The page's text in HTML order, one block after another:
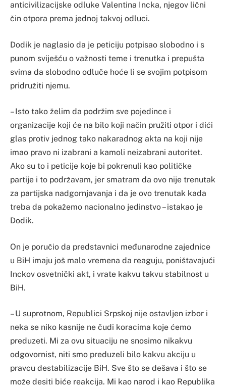
anticivilizacijske odluke Valentina Incka, njegov lični
čin otpora prema jednoj takvoj odluci.
Dodik je naglasio da je peticiju potpisao slobodno i s
punom sviješću o važnosti teme i trenutka i prepušta
svima da slobodno odluče hoće li se svojim potpisom
pridružiti njemu.
– Isto tako želim da podržim sve pojedince i
organizacije koji će na bilo koji način pružiti otpor i dići
glas protiv jednog tako nakaradnog akta na koji nije
imao pravo ni izabrani a kamoli neizabrani autoritet.
Ako su to i peticije koje bi pokrenuli kao političke
partije i to podržavam, jer smatram da ovo nije trenutak
za partijska nadgornjavanja i da je ovo trenutak kada
treba da pokažemo nacionalno jedinstvo – istakao je
Dodik.
On je poručio da predstavnici međunarodne zajednice
u BiH imaju još malo vremena da reaguju, poništavajući
Inckov osvetnički akt, i vrate kakvu takvu stabilnost u
BiH.
– U suprotnom, Republici Srpskoj nije ostavljen izbor i
neka se niko kasnije ne čudi koracima koje ćemo
preduzeti. Mi za ovu situaciju ne snosimo nikakvu
odgovornist, niti smo preduzeli bilo kakvu akciju u
pravcu destabilizacije BiH. Sve što se dešava i što se
može desiti biće reakcija. Mi kao narod i kao Republika